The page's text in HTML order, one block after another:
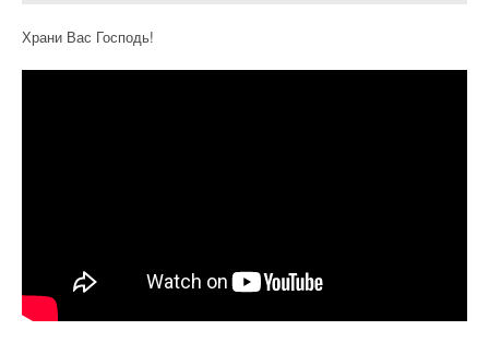
Храни Вас Господь!